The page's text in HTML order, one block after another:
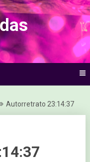
Autorretrato 23:14:37